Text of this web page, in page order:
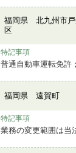
福岡県 北九州市戸
区
特記事項
普通自動車運転免許
福岡県 遠賀町
特記事項
業務の変更範囲は当